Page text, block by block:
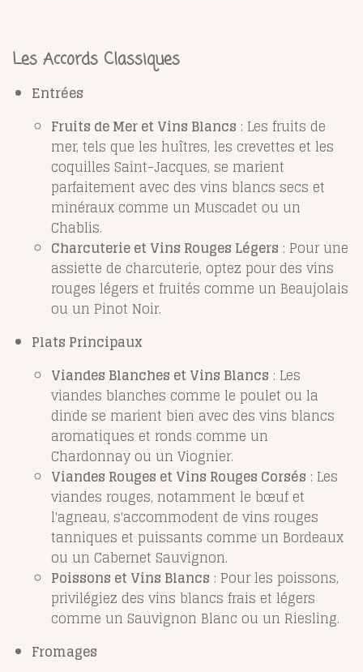
Les Accords Classiques
Entrées
Fruits de Mer et Vins Blancs : Les fruits de
mer, tels que les huîtres, les crevettes et les
coquilles Saint-Jacques, se marient
parfaitement avec des vins blancs secs et
minéraux comme un Muscadet ou un
Chablis.
Charcuterie et Vins Rouges Légers : Pour une
assiette de charcuterie, optez pour des vins
rouges légers et fruités comme un Beaujolais
ou un Pinot Noir.
Plats Principaux
Viandes Blanches et Vins Blancs : Les
viandes blanches comme le poulet ou la
dinde se marient bien avec des vins blancs
aromatiques et ronds comme un
Chardonnay ou un Viognier.
Viandes Rouges et Vins Rouges Corsés : Les
viandes rouges, notamment le bœuf et
l'agneau, s'accommodent de vins rouges
tanniques et puissants comme un Bordeaux
ou un Cabernet Sauvignon.
Poissons et Vins Blancs : Pour les poissons,
privilégiez des vins blancs frais et légers
comme un Sauvignon Blanc ou un Riesling.
Fromages